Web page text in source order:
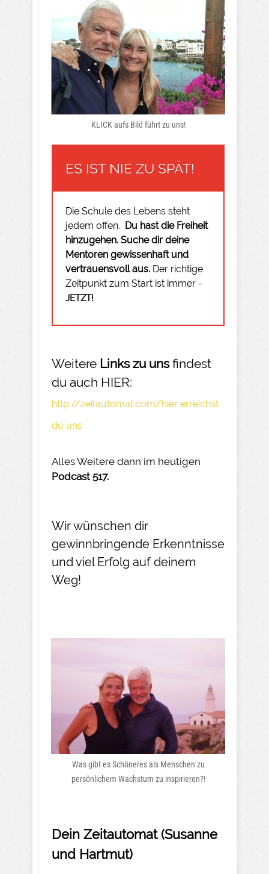
KLICK aufs Bild führt zu uns!
ES IST NIE ZU SPÄT!
Die Schule des Lebens steht
jedem offen. Du hast die Freiheit
hinzugehen. Suche dir deine
Mentoren gewissenhaft und
vertrauensvoll aus. Der richtige
Zeitpunkt zum Start ist immer -
JETZT!
Weitere Links zu unsfindest
du auch HIER:
http://zeitautomat.com/hier erreichst
du uns
Alles Weitere dann im heutigen
Podcast 517.
Wir wünschen dir
gewinnbringende Erkenntnisse
und viel Erfolg auf deinem
Weg!
Was gibt es Schöneres als Menschen zu
persönlichem Wachstum zu inspirieren?!
Dein Zeitautomat (Susanne
und Hartmut)